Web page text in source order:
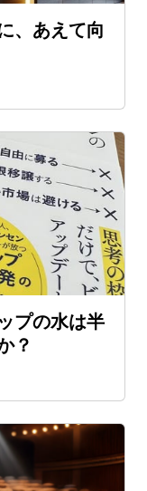
、あえて向
プの水は半
？